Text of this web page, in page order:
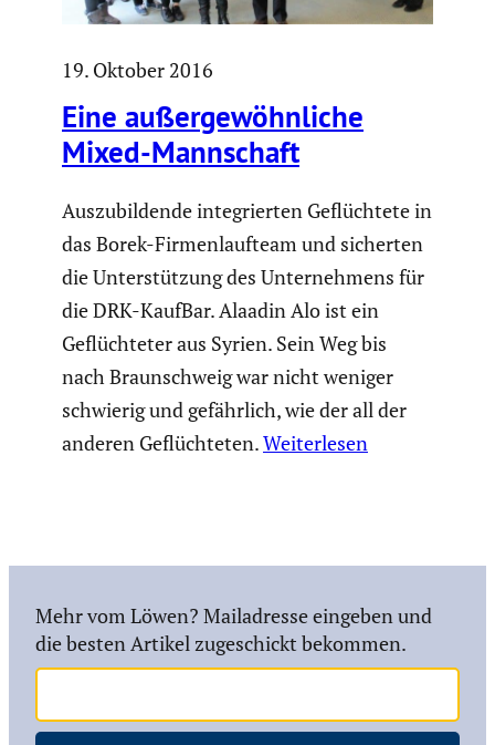
19. Oktober 2016
Eine außer­ge­wöhn­liche
Mixed-Mannschaft
Auszu­bil­dende integrierten Geflüch­tete in
das Borek-Firmen­lauf­team und sicherten
die Unter­stüt­zung des Unter­neh­mens für
die DRK-KaufBar. Alaadin Alo ist ein
Geflüch­teter aus Syrien. Sein Weg bis
nach Braun­schweig war nicht weniger
schwierig und gefähr­lich, wie der all der
anderen Geflüch­teten.Weiterlesen
Mehr vom Löwen? Mailadresse eingeben und
die besten Artikel zugeschickt bekommen.